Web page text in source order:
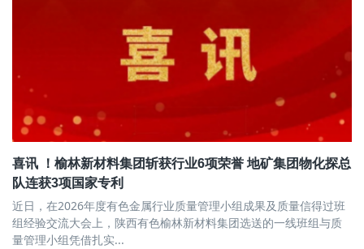
喜讯 ！榆林新材料集团斩获行业6项荣誉 地矿集团物化探总
队连获3项国家专利
近日，在2026年度有色金属行业质量管理小组成果及质量信得过班
组经验交流大会上，陕西有色榆林新材料集团选送的一线班组与质
量管理小组凭借扎实...